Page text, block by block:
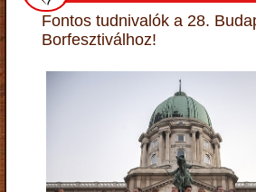
Fontos tudnivalók a 28.
Borfesztiválhoz!